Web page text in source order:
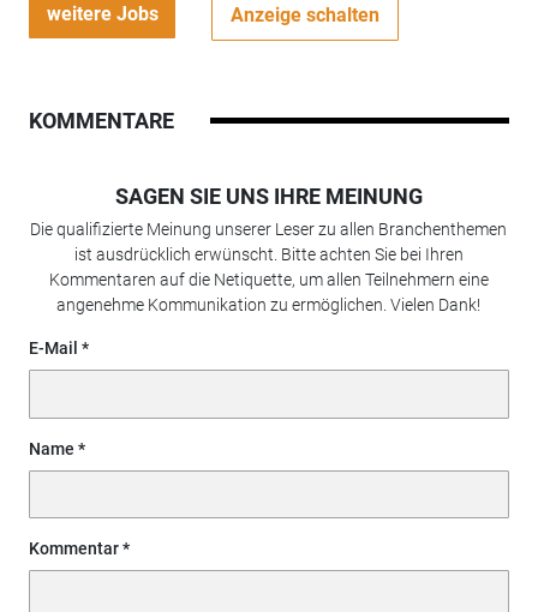
weitere Jobs Anzeige schalten
KOMMENTARE
SAGEN SIE UNS IHRE MEINUNG
Die qualifizierte Meinung unserer Leser zu allen Branchenthemen
ist ausdrücklich erwünscht. Bitte achten Sie bei Ihren
Kommentaren auf die Netiquette, um allen Teilnehmern eine
angenehme Kommunikation zu ermöglichen. Vielen Dank!
E-Mail
Name
Kommentar